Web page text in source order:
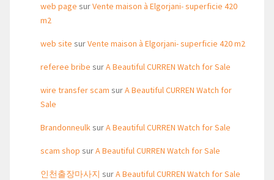
web page surVente maison à Elgorjani- superficie 420
m2
web site surVente maison à Elgorjani- superficie 420 m2
referee bribe surA Beautiful CURREN Watch for Sale
wire transfer scam surA Beautiful CURREN Watch for
Sale
BrandonneulksurA Beautiful CURREN Watch for Sale
scam shop surA Beautiful CURREN Watch for Sale
인천출장마사지 surA Beautiful CURREN Watch for Sale